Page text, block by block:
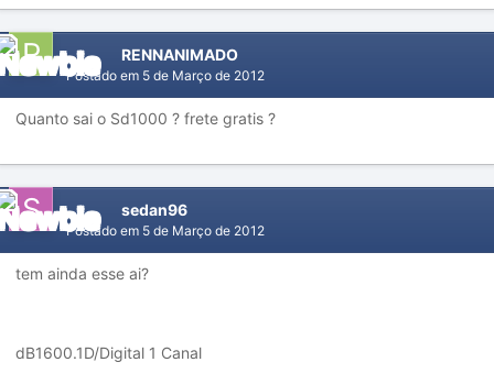
RENNANIMADO
Postado em 5 de Março de 2012
Quanto sai o Sd1000 ? frete gratis ?
sedan96
Postado em 5 de Março de 2012
tem ainda esse ai?
dB1600.1D/Digital 1 Canal